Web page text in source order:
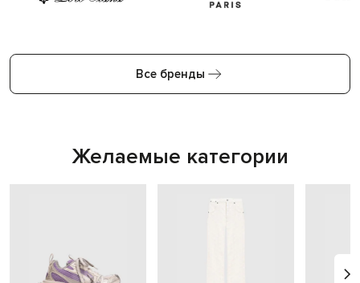
Все бренды
Желаемые категории